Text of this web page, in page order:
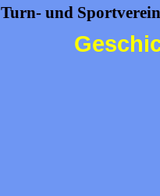
Turn- und